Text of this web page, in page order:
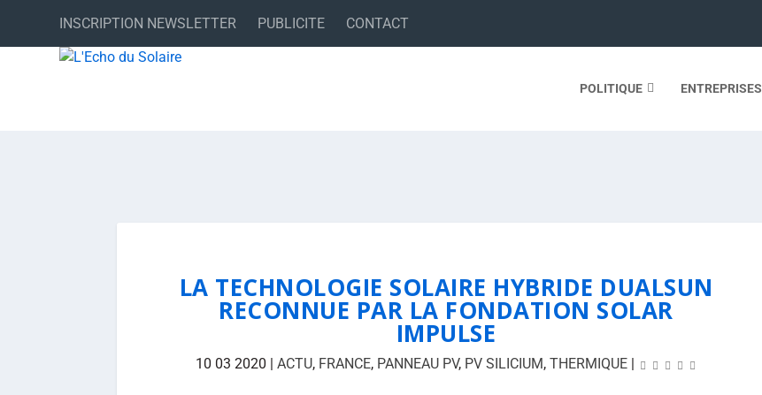
INSCRIPTION NEWSLETTER PUBLICITE CONTACT
POLITIQUE ENTREPRISES
LA TECHNOLOGIE SOLAIRE HYBRIDE DUALSUN
RECONNUE PAR LA FONDATION SOLAR
IMPULSE
10 03 2020 | ACTU, FRANCE, PANNEAU PV, PV SILICIUM, THERMIQUE |